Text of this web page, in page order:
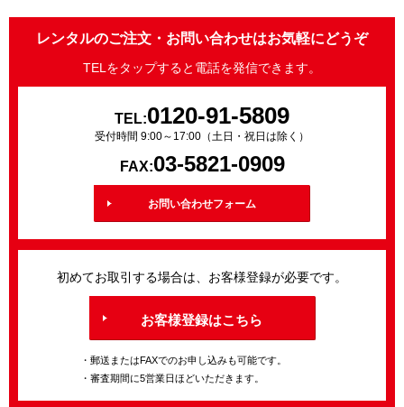
レンタルのご注文・お問い合わせはお気軽にどうぞ
TELをタップすると電話を発信できます。
TEL:0120-91-5809
受付時間 9:00～17:00（土日・祝日は除く）
FAX:03-5821-0909
お問い合わせフォーム
初めてお取引する場合は、お客様登録が必要です。
お客様登録はこちら
・郵送またはFAXでのお申し込みも可能です。
・審査期間に5営業日ほどいただきます。